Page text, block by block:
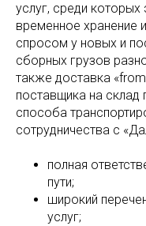
услуг, среди которых
временное хранение
спросом у новых и
сборных грузов
также доставка
поставщика на склад
способа
сотрудничества с
полная
пути;
широкий
услуг;